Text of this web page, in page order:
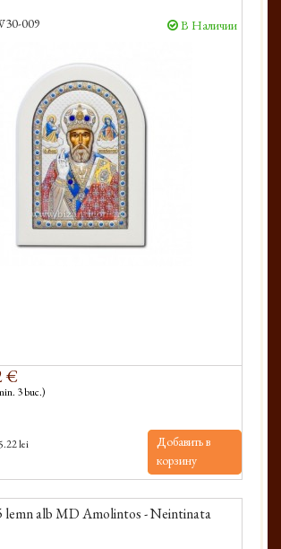
009 В Наличии
€
3 buc.)
lei
Добавить в
корзину
lemn alb MD Amolintos - Neintinata